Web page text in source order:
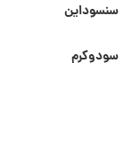
سنسوداین
سودوکرم